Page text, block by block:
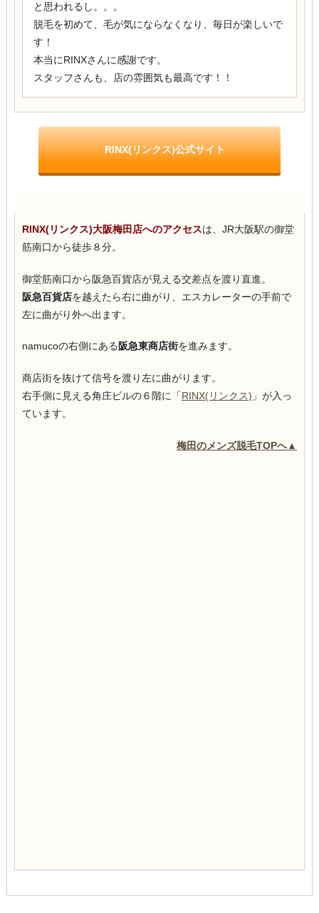
と思われるし。。。
脱毛を初めて、毛が気にならなくなり、毎日が楽しいで
す！
本当にRINXさんに感謝です。
スタッフさんも、店の雰囲気も最高です！！
RINX(リンクス)公式サイト
RINX(リンクス)大阪梅田店へのアクセスは、JR大阪駅の御堂
筋南口から徒歩８分。
御堂筋南口から阪急百貨店が見える交差点を渡り直進。
阪急百貨店を越えたら右に曲がり、エスカレーターの手前で
左に曲がり外へ出ます。
namucoの右側にある 阪急東商店街を進みます。
商店街を抜けて信号を渡り左に曲がります。
右手側に見える角庄ビルの６階に「RINX(リンクス) 」が入っ
ています。
梅田のメンズ脱毛TOPへ▲